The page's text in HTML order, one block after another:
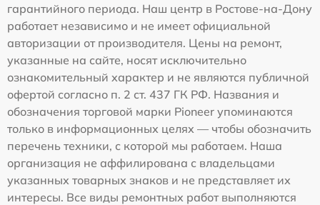
гарантийного периода. Наш центр в Ростове-на-Дону
работает независимо и не имеет официальной
авторизации от производителя. Цены на ремонт,
указанные на сайте, носят исключительно
ознакомительный характер и не являются публичной
офертой согласно п. 2 ст. 437 ГК РФ. Названия и
обозначения торговой марки Pioneer упоминаются
только в информационных целях — чтобы обозначить
перечень техники, с которой мы работаем. Наша
организация не аффилирована с владельцами
указанных товарных знаков и не представляет их
интересы. Все виды ремонтных работ выполняются